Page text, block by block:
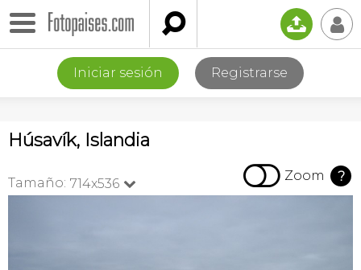
 📤 👤
Iniciar sesión Registrarse
Húsavík, Islandia
Tamaño: 714x536   Zoom ?